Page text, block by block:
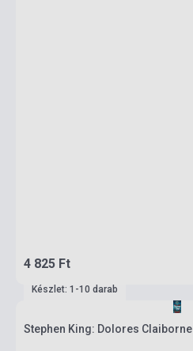
4 825 Ft
Készlet: 1-10 darab
Stephen King: Dolores Claiborne